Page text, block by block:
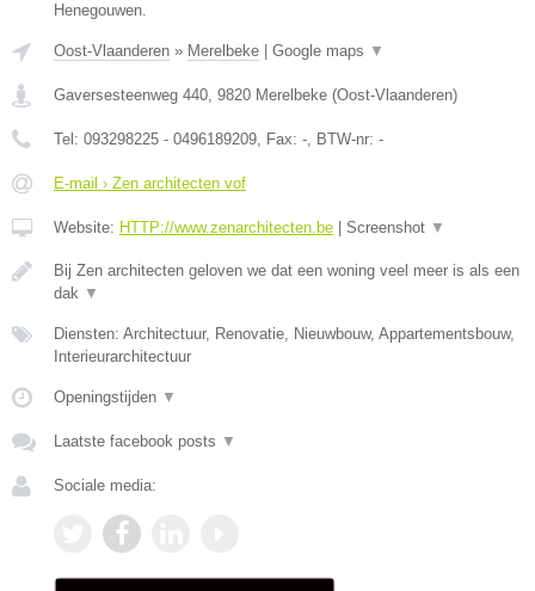
Henegouwen.
Oost-Vlaanderen » Merelbeke Google maps ▼
Gaversesteenweg 440, 9820 Merelbeke (Oost-Vlaanderen)
Tel: 093298225 - 0496189209, Fax: -, BTW-nr: -
E-mail › Zen architecten vof
Website: HTTP://www.zenarchitecten.be Screenshot ▼
Bij Zen architecten geloven we dat een woning veel meer is als een
dak ▼
Diensten: Architectuur, Renovatie, Nieuwbouw, Appartementsbouw,
Interieurarchitectuur
Openingstijden ▼
Laatste facebook posts ▼
Sociale media: